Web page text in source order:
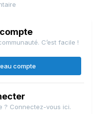
C’est facile !
compte
? Connectez-vous ici.